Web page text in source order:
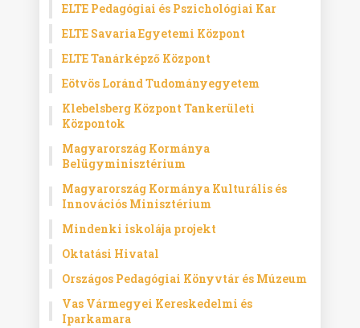
ELTE Pedagógiai és Pszichológiai Kar
ELTE Savaria Egyetemi Központ
ELTE Tanárképző Központ
Eötvös Loránd Tudományegyetem
Klebelsberg Központ Tankerületi
Központok
Magyarország Kormánya
Belügyminisztérium
Magyarország Kormánya Kulturális és
Innovációs Minisztérium
Mindenki iskolája projekt
Oktatási Hivatal
Országos Pedagógiai Könyvtár és Múzeum
Vas Vármegyei Kereskedelmi és
Iparkamara